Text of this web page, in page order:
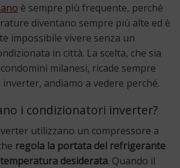
è sempre più frequente, perché
diventano sempre più alte ed è
impossibile vivere senza un
in città. La scelta, che sia
milanesi, ricade sempre
andiamo a vedere perché.
i condizionatori inverter?
utilizzano un compressore a
regola la portata del refrigerante
desiderata. Quando il